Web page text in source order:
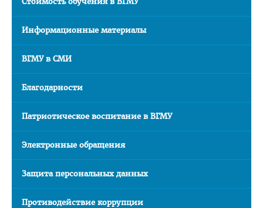
Проморолики о ВГМУ
О трудоустройстве
Правила пребывания иностранных граждан на территории
НАУКА
Информационные материалы
ВГМУ в СМИ
Благодарности
Патриотическое воспитание в ВГМУ
Электронные обращения
Защита персональных данных
Противодействие коррупции